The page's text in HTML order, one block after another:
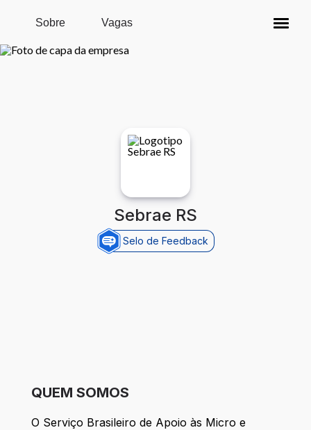
Pular para o conteúdo principal
Sobre Vagas
Sebrae RS
Selo de Feedback
QUEM SOMOS
O Serviço Brasileiro de Apoio às Micro e